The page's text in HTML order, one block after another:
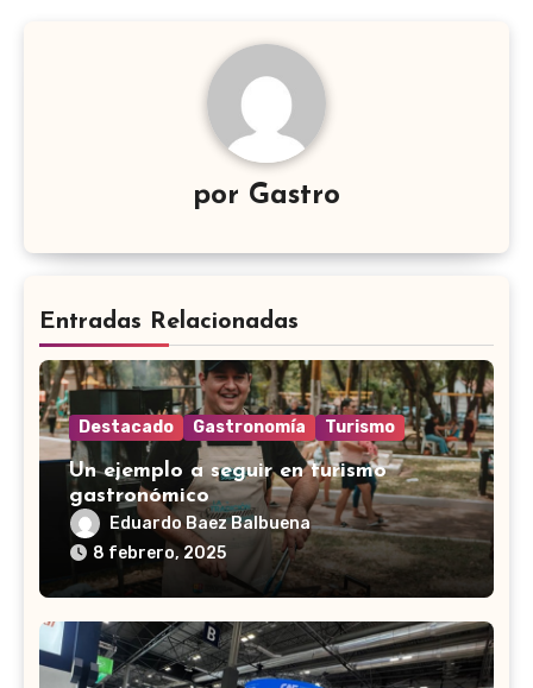
por Gastro
Entradas Relacionadas
Destacado Gastronomía Turismo
Un ejemplo a seguir en turismo
gastronómico
Eduardo Baez Balbuena
8 febrero, 2025